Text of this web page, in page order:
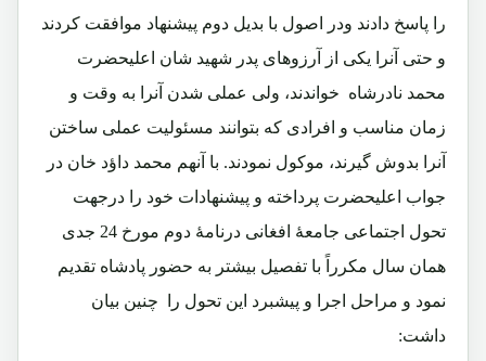
را پاسخ دادند ودر اصول با بدیل دوم پیشنهاد موافقت کردند
و حتی آنرا یکی از آرزوهای پدر شهید شان اعلیحضرت
محمد نادرشاه خواندند، ولی عملی شدن آنرا به وقت و
زمان مناسب و افرادی که بتوانند مسئولیت عملی ساختن
آنرا بدوش گیرند، موکول نمودند. با آنهم محمد داؤد خان در
جواب اعلیحضرت پرداخته و پیشنهادات خود را درجهت
تحول اجتماعی جامعۀ افغانی درنامۀ دوم مورخ 24 جدی
همان سال مکرراً با تفصیل بیشتر به حضور پادشاه تقدیم
نمود و مراحل اجرا و پیشبرد این تحول را چنین بیان
داشت: